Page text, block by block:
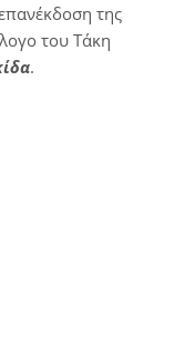
της
του Τάκη
.